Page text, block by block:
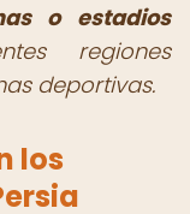
o estadios
regiones
deportivas.
los